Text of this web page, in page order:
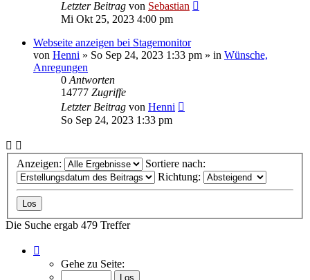
Letzter Beitrag von Sebastian
Mi Okt 25, 2023 4:00 pm
Webseite anzeigen bei Stagemonitor
von Henni » So Sep 24, 2023 1:33 pm » in Wünsche,
Anregungen
0 Antworten
14777 Zugriffe
Letzter Beitrag von Henni
So Sep 24, 2023 1:33 pm
Anzeigen:
Sortiere nach:
Richtung:
Die Suche ergab 479 Treffer
von
Gehe zu Seite: